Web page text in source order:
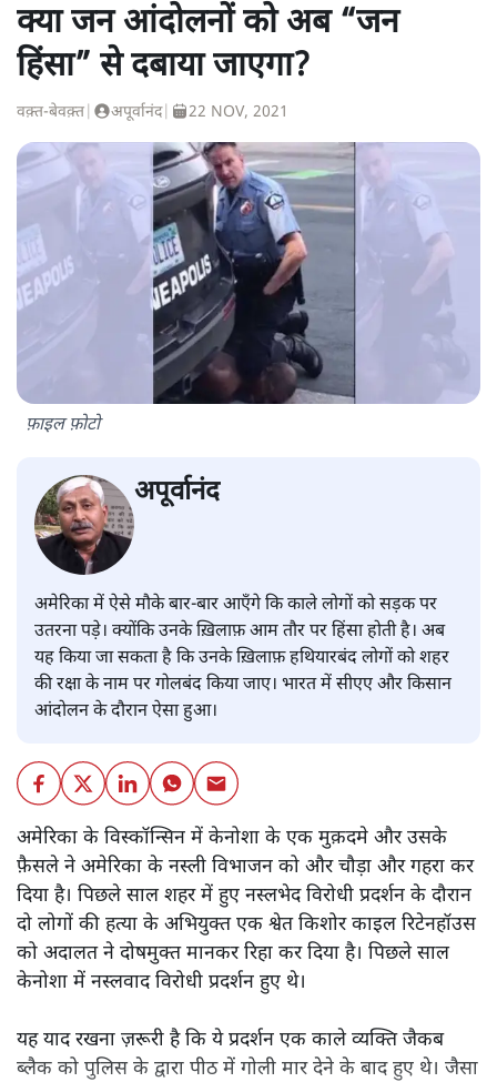
क्या जन आंदोलनों को अब “जन
हिंसा” से दबाया जाएगा?
वक़्त-बेवक़्त अपूर्वानंद| 22 NOV, 2021
फ़ाइल फ़ोटो
अपूर्वानंद
अमेरिका में ऐसे मौके बार-बार आएँगे कि काले लोगों को सड़क पर
उतरना पड़े। क्योंकि उनके ख़िलाफ़ आम तौर पर हिंसा होती है। अब
यह किया जा सकता है कि उनके ख़िलाफ़ हथियारबंद लोगों को शहर
की रक्षा के नाम पर गोलबंद किया जाए। भारत में सीएए और किसान
आंदोलन के दौरान ऐसा हुआ।
अमेरिका के विस्कॉन्सिन में केनोशा के एक मुक़दमे और उसके
फ़ैसले ने अमेरिका के नस्ली विभाजन को और चौड़ा और गहरा कर
दिया है। पिछले साल शहर में हुए नस्लभेद विरोधी प्रदर्शन के दौरान
दो लोगों की हत्या के अभियुक्त एक श्वेत किशोर काइल रिटेनहॉउस
को अदालत ने दोषमुक्त मानकर रिहा कर दिया है। पिछले साल
केनोशा में नस्लवाद विरोधी प्रदर्शन हुए थे।
यह याद रखना ज़रूरी है कि ये प्रदर्शन एक काले व्यक्ति जैकब
ब्लैक को पुलिस के द्वारा पीठ में गोली मार देने के बाद हुए थे। जैसा